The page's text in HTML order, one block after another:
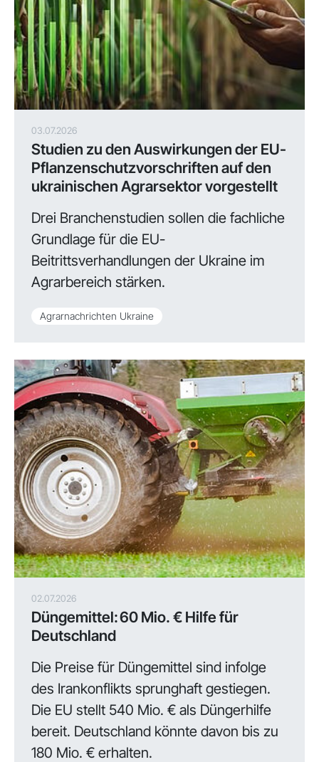
03.07.2026
Studien zu den Auswirkungen der EU-
Pflanzenschutzvorschriften auf den
ukrainischen Agrarsektor vorgestellt
Drei Branchenstudien sollen die fachliche
Grundlage für die EU-
Beitrittsverhandlungen der Ukraine im
Agrarbereich stärken.
Agrarnachrichten Ukraine
02.07.2026
Düngemittel: 60 Mio. € Hilfe für
Deutschland
Die Preise für Düngemittel sind infolge
des Irankonflikts sprunghaft gestiegen.
Die EU stellt 540 Mio. € als Düngerhilfe
bereit. Deutschland könnte davon bis zu
180 Mio. € erhalten.